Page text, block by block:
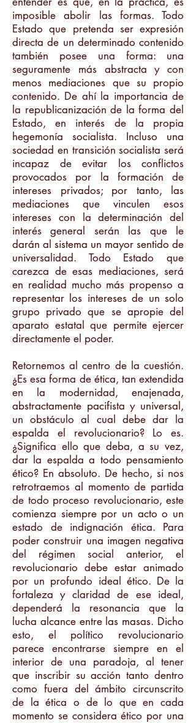
imposible abolir las formas. Todo
Estado que pretenda ser expresión
directa de un determinado contenido
también posee una forma: una
seguramente más abstracta y con
menos mediaciones que su propio
contenido. De ahí la importancia de
la republicanización de la forma del
Estado, en interés de la propia
hegemonía socialista. Incluso una
sociedad en transición socialista será
incapaz de evitar los conflictos
provocados por la formación de
intereses privados; por tanto, las
mediaciones que vinculen esos
intereses con la determinación del
interés general serán las que le
darán al sistema un mayor sentido de
universalidad. Todo Estado que
carezca de esas mediaciones, será
en realidad mucho más propenso a
representar los intereses de un solo
grupo privado que se apropie del
aparato estatal que permite ejercer
directamente el poder.
Retornemos al centro de la cuestión.
¿Es esa forma de ética, tan extendida
en la modernidad, enajenada,
abstractamente pacifista y universal,
un obstáculo al cual debe dar la
espalda el revolucionario? Lo es.
¿Significa ello que deba, a su vez,
dar la espalda a todo pensamiento
ético? En absoluto. De hecho, si nos
retrotraemos al momento de partida
de todo proceso revolucionario, este
comienza siempre por un acto o un
estado de indignación ética. Para
poder construir una imagen negativa
del régimen social anterior, el
revolucionario debe estar animado
por un profundo ideal ético. De la
fortaleza y claridad de ese ideal,
dependerá la resonancia que la
lucha alcance entre las masas. Dicho
esto, el político revolucionario
parece encontrarse siempre en el
interior de una paradoja, al tener
que inscribir su acción tanto dentro
como fuera del ámbito circunscrito
de la ética o de lo que en cada
momento se considera ético por una